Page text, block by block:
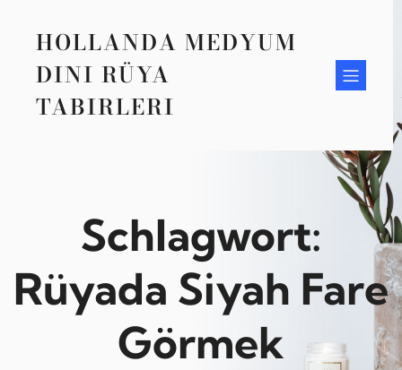
springenHOLLANDA MEDYUM
DINI RÜYA
TABIRLERI
Schlagwort:
Rüyada Siyah Fare
Görmek